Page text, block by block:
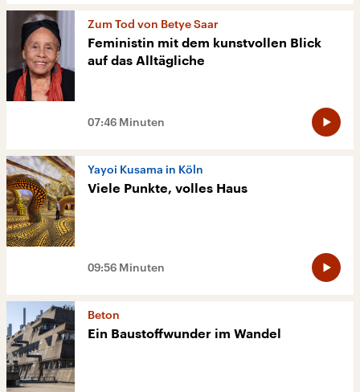
Zum Tod von Betye Saar
Feministin mit dem kunstvollen Blick
auf das Alltägliche
07:46 Minuten
Ya­yoi Ku­sa­ma in Köln
Vie­le Punk­te, vol­les Haus
09:56 Minuten
Beton
Ein Baustoffwunder im Wandel